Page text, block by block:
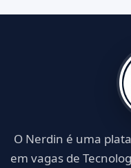
O Nerdin é uma
em vagas de